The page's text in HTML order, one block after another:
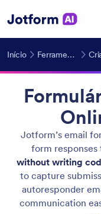
Início Ferramentas de IA
Jotform’s email
form
without writing
to capture
autoresponder
communication